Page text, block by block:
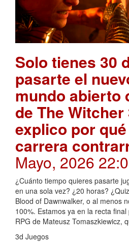
Solo tienes 30
pasarte el
mundo abierto
de The Witcher
explico por
carrera
Mayo, 2026
¿Cuánto tiempo quieres pasarte
en una sola vez? ¿20 horas?
Blood of Dawnwalker, o al menos
100%. Estamos ya en la recta
RPG de Mateusz Tomaszkiewicz,
3d Juegos